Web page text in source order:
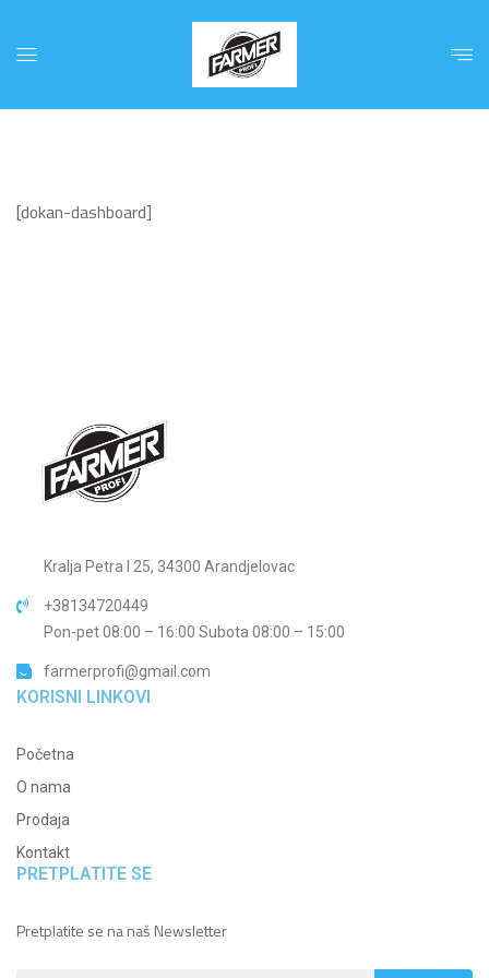
[dokan-dashboard]
Kralja Petra I 25, 34300 Arandjelovac
+38134720449
Pon-pet 08:00 – 16:00 Subota 08:00 – 15:00
farmerprofi@gmail.com
KORISNI LINKOVI
Početna
O nama
Prodaja
Kontakt
PRETPLATITE SE
Pretplatite se na naš Newsletter